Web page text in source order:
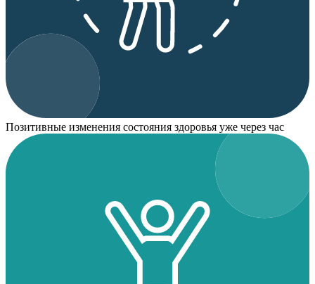
Позитивные изменения состояния здоровья уже через час